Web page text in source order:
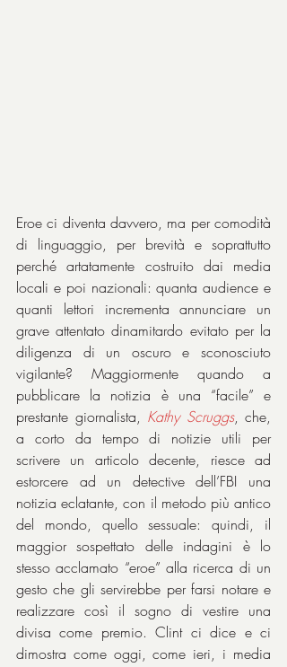
Eroe ci diventa davvero, ma per comodità
di linguaggio, per brevità e soprattutto
perché artatamente costruito dai media
locali e poi nazionali: quanta audience e
quanti lettori incrementa annunciare un
grave attentato dinamitardo evitato per la
diligenza di un oscuro e sconosciuto
vigilante? Maggiormente quando a
pubblicare la notizia è una “facile” e
prestante giornalista, Kathy Scruggs, che,
a corto da tempo di notizie utili per
scrivere un articolo decente, riesce ad
estorcere ad un detective dell’FBI una
notizia eclatante, con il metodo più antico
del mondo, quello sessuale: quindi, il
maggior sospettato delle indagini è lo
stesso acclamato “eroe” alla ricerca di un
gesto che gli servirebbe per farsi notare e
realizzare così il sogno di vestire una
divisa come premio. Clint ci dice e ci
dimostra come oggi, come ieri, i media